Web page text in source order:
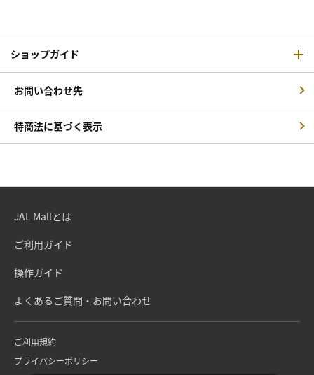
ショップガイド
お問い合わせ先
特商法に基づく表示
JAL Mallとは
ご利用ガイド
操作ガイド
よくあるご質問・お問い合わせ
ご利用規約
プライバシーポリシー